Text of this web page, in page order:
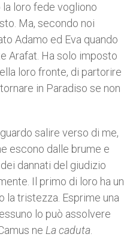
loro fede vogliono
Ma, secondo noi
Adamo ed Eva quando
Arafat. Ha solo imposto
loro fronte, di partorire
in Paradiso se non
salire verso di me,
escono dalle brume e
dannati del giudizio
Il primo di loro ha un
la tristezza. Esprime una
lo può assolvere
ne La caduta